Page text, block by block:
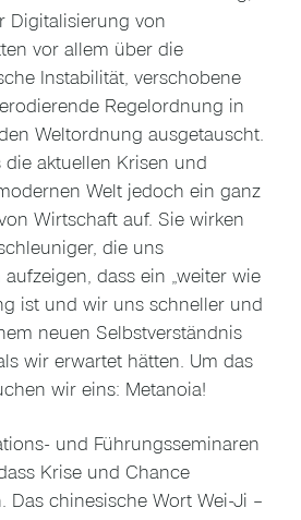
Digitalisierung von
vor allem über die
Instabilität, verschobene
Regelordnung in
Weltordnung ausgetauscht.
aktuellen Krisen und
Welt jedoch ein ganz
Wirtschaft auf. Sie wirken
die uns
dass ein „weiter wie
ist und wir uns schneller und
neuen Selbstverständnis
wir erwartet hätten. Um das
wir eins: Metanoia!
und Führungsseminaren
Krise und Chance
Das chinesische Wort Wei-Ji –